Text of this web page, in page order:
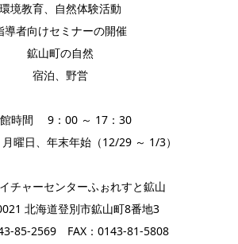
環境教育、自然体験活動
導者向けセミナーの開催
鉱山町の自然
宿泊、野営
時間 9：00 ～ 17：30
日、年末年始（12/29 ～ 1/3）
チャーセンターふぉれすと鉱山
北海道登別市鉱山町8番地3
85-2569 FAX：0143-81-5808